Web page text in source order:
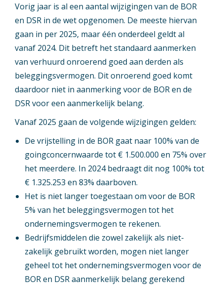
Vorig jaar is al een aantal wijzigingen van de BOR
en DSR in de wet opgenomen. De meeste hiervan
gaan in per 2025, maar één onderdeel geldt al
vanaf 2024. Dit betreft het standaard aanmerken
van verhuurd onroerend goed aan derden als
beleggingsvermogen. Dit onroerend goed komt
daardoor niet in aanmerking voor de BOR en de
DSR voor een aanmerkelijk belang.
Vanaf 2025 gaan de volgende wijzigingen gelden:
De vrijstelling in de BOR gaat naar 100% van de
goingconcernwaarde tot € 1.500.000 en 75% over
het meerdere. In 2024 bedraagt dit nog 100% tot
€ 1.325.253 en 83% daarboven.
Het is niet langer toegestaan om voor de BOR
5% van het beleggingsvermogen tot het
ondernemingsvermogen te rekenen.
Bedrijfsmiddelen die zowel zakelijk als niet-
zakelijk gebruikt worden, mogen niet langer
geheel tot het ondernemingsvermogen voor de
BOR en DSR aanmerkelijk belang gerekend